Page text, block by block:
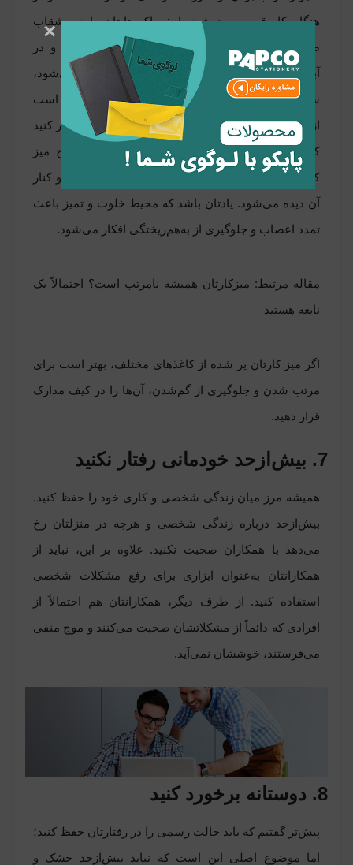
هنگام کار قهوه می‌نوشید یا خوراکی‌هایتان را در بشقاب
صرف می‌کنید، حتماً پس از اتمام آن‌ها را بشویید و در
آبدارخانه بگذارید. اگر آشغال روی میزتان دیده می‌شود،
سریعاً آن را در سطل زباله بیندازید. این موارد ممکن است
ازنظر شما بسیار منطقی و بدیهی به نظر برسد اما باور کنید
کارمندان بسیاری وجود دارند که آشغال همه سطح میز
کارشان را فراگرفته و چند لیوان کثیف هم در گوشه و کنار
آن دیده می‌شود. یادتان باشد که محیط خلوت و تمیز باعث
تمدد اعصاب و جلوگیری از به‌هم‌ریختگی افکار می‌شود.
مقاله مرتبط: میزکارتان همیشه نامرتب است؟ احتمالاً یک
نابغه هستید
اگر میز کارتان پر شده از کاغذهای مختلف، بهتر است برای
مرتب شدن و جلوگیری از گم‌شدن، آن‌ها را در کیف مدارک
قرار دهید.
7. بیش‌ازحد خودمانی رفتار نکنید
همیشه مرز میان زندگی شخصی و کاری خود را حفظ کنید.
بیش‌ازحد درباره زندگی شخصی و هرچه در منزلتان رخ
می‌دهد با همکاران صحبت نکنید. علاوه بر این، نباید از
همکارانتان به‌عنوان ابزاری برای رفع مشکلات شخصی
استفاده کنید. از طرف دیگر، همکارانتان هم احتمالاً از
افرادی که دائماً از مشکلاتشان صحبت می‌کنند و موج منفی
می‌فرستند، خوششان نمی‌آید.
8. دوستانه برخورد کنید
پیش‌تر گفتیم که باید حالت رسمی را در رفتارتان حفظ کنید؛
اما موضوع اصلی این است که نباید بیش‌ازحد خشک و
×